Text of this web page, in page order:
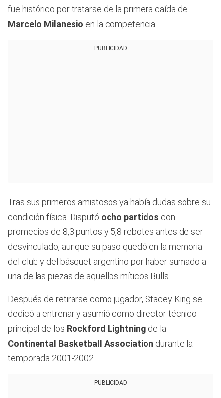
fue histórico por tratarse de la primera caída de
Marcelo Milanesio en la competencia.
PUBLICIDAD
Tras sus primeros amistosos ya había dudas sobre su
condición física. Disputó ocho partidos con
promedios de 8,3 puntos y 5,8 rebotes antes de ser
desvinculado, aunque su paso quedó en la memoria
del club y del básquet argentino por haber sumado a
una de las piezas de aquellos míticos Bulls.
Después de retirarse como jugador, Stacey King se
dedicó a entrenar y asumió como director técnico
principal de los Rockford Lightning de la
Continental Basketball Association durante la
temporada 2001-2002.
PUBLICIDAD